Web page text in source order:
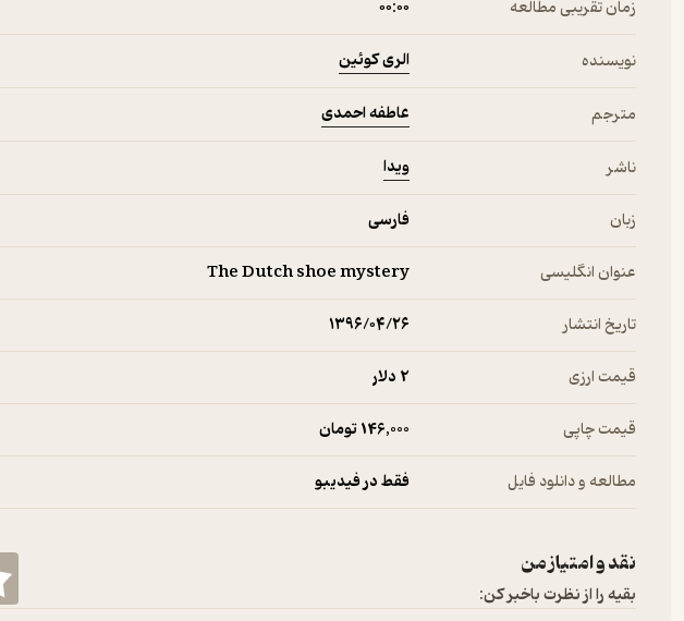
زمان تقریبی مطالعه ۰۰:۰۰
نویسنده الری کوئین
مترجم عاطفه احمدی
ناشر ویدا
زبان فارسی
عنوان انگلیسی The Dutch shoe mystery
تاریخ انتشار ۱۳۹۶/۰۴/۲۶
قیمت ارزی 2 دلار
قیمت چاپی 146,000 تومان
مطالعه و دانلود فایل فقط در فیدیبو
نقد و امتیاز من
بقیه را از نظرت باخبر کن: